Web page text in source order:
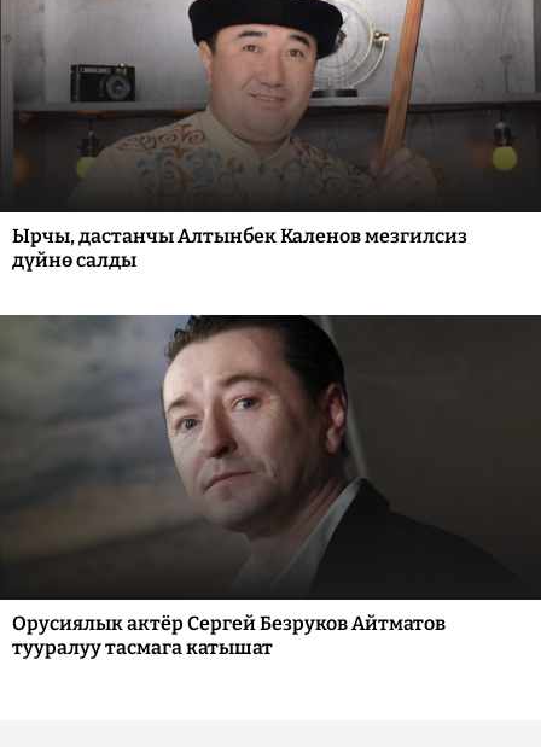
Ырчы, дастанчы Алтынбек Каленов мезгилсиз
дүйнө салды
Орусиялык актёр Сергей Безруков Айтматов
тууралуу тасмага катышат